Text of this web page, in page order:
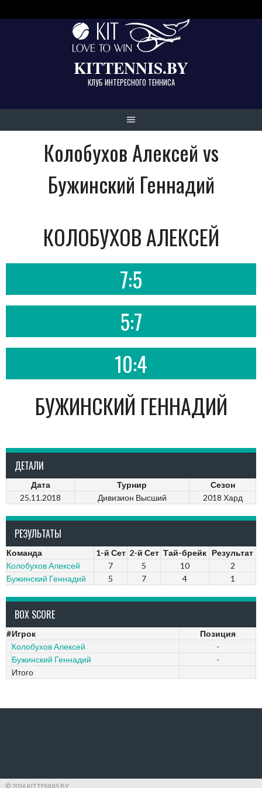
KITTENNIS.BY
КЛУБ ИНТЕРЕСНОГО ТЕННИСА
Колобухов Алексей vs
Бужинский Геннадий
КОЛОБУХОВ АЛЕКСЕЙ
7:5
5:7
10:4
БУЖИНСКИЙ ГЕННАДИЙ
ДЕТАЛИ
Дата Турнир
Сезон
25.11.2018
Дивизион Высший 2018 Хард
РЕЗУЛЬТАТЫ
Команда 1-й Сет 2-й Сет Тай-брейк Результат
Колобухов Алексей
7 5 10
2
Бужинский Геннадий
5 7 4 1
BOX SCORE
#Игрок
Позиция
Колобухов Алексей
-
Бужинский Геннадий
-
Итого
© 2026 KITTENNIS.BY